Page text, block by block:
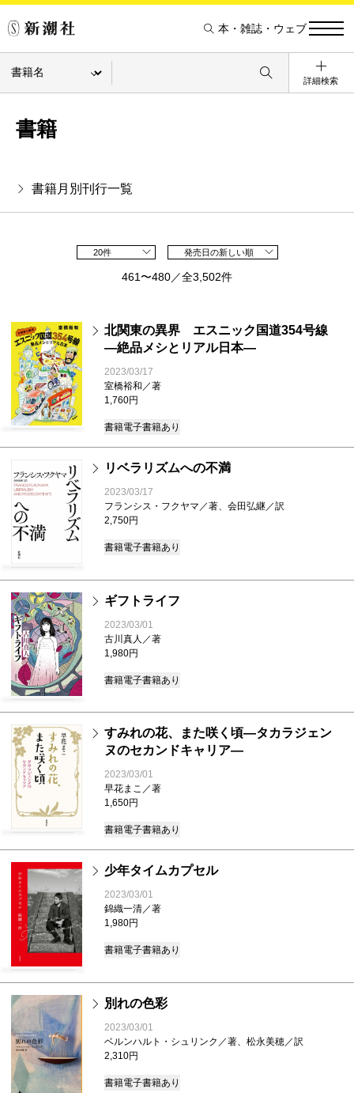
本・雑誌・ウェブ
詳細検索
書籍
書籍月別刊行一覧
20件 発売日の新しい順
461〜480／全3,502件
北関東の異界 エスニック国道354号線
―絶品メシとリアル日本―
2023/03/17
室橋裕和／著
1,760円
書籍電子書籍あり
リベラリズムへの不満
2023/03/17
フランシス・フクヤマ／著、会田弘継／訳
2,750円
書籍電子書籍あり
ギフトライフ
2023/03/01
古川真人／著
1,980円
書籍電子書籍あり
すみれの花、また咲く頃―タカラジェン
ヌのセカンドキャリア―
2023/03/01
早花まこ／著
1,650円
書籍電子書籍あり
少年タイムカプセル
2023/03/01
錦織一清／著
1,980円
書籍電子書籍あり
別れの色彩
2023/03/01
ベルンハルト・シュリンク／著、松永美穂／訳
2,310円
書籍電子書籍あり